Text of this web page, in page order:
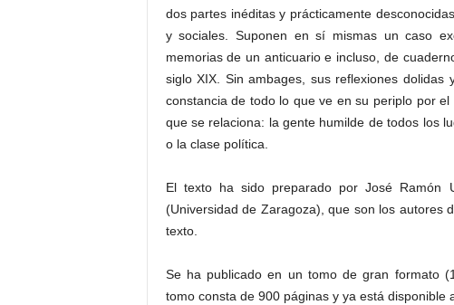
dos partes inéditas y prácticamente
y sociales. Suponen en sí mismas un caso
memorias de un anticuario e incluso, de
siglo XIX. Sin ambages, sus reflexiones
constancia de todo lo que ve en su periplo por
que se relaciona: la gente humilde de todos los
o la clase política.
El texto ha sido preparado por José Ramón
(Universidad de Zaragoza), que son los autores
texto.
Se ha publicado en un tomo de gran formato
tomo consta de 900 páginas y ya está